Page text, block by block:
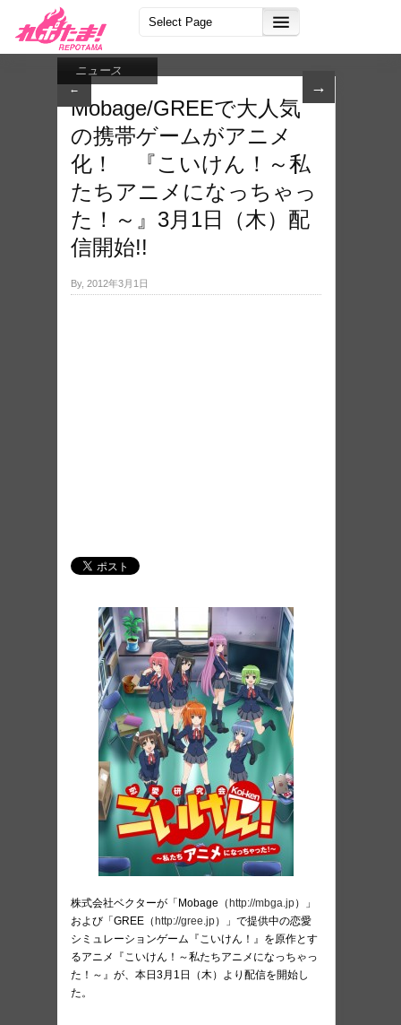
← →
ニュース
Mobage/GREEで大人気
の携帯ゲームがアニメ
化！ 『こいけん！～私
たちアニメになっちゃっ
た！～』3月1日（木）配
信開始!!
By, 2012年3月1日
株式会社ベクターが「Mobage（ http://mbga.jp）」
および「GREE（ http://gree.jp）」で提供中の恋愛
シミュレーションゲーム『こいけん！』を原作とす
るアニメ『こいけん！～私たちアニメになっちゃっ
た！～』が、本日3月1日（木）より配信を開始し
た。